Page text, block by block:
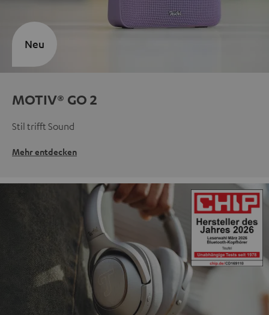
MOTIV® GO 2
Stil trifft Sound
Mehr entdecken
Neu